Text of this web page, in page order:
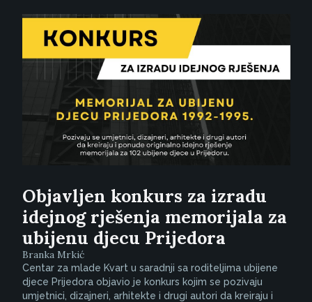
Objavljen konkurs za izradu
idejnog rješenja memorijala za
ubijenu djecu Prijedora
Branka Mrkić
Centar za mlade Kvart u saradnji sa roditeljima ubijene
djece Prijedora objavio je konkurs kojim se pozivaju
umjetnici, dizajneri, arhitekte i drugi autori da kreiraju i